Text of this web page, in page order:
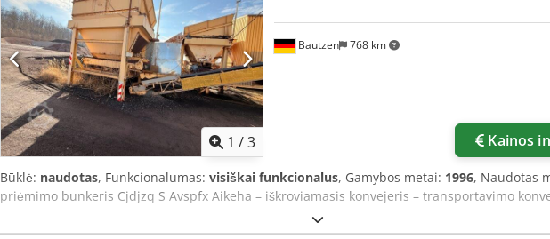
1 /3
Bautzen 768 km
Kainos
Būklė: naudotas, Funkcionalumas: visiškai funkcionalus, Gamybos metai: 1996, Naudotas
priėmimo bunkeris Cjdjzq S Avspfx Aikeha – iškroviamasis konvejeris – transportavimo